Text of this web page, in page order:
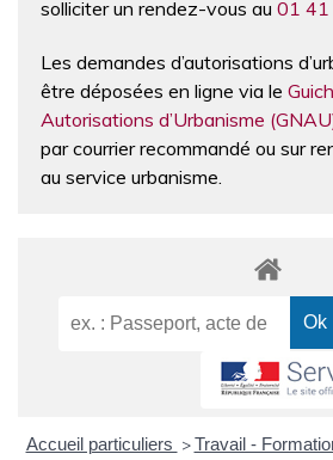
solliciter un rendez-vous au 01
Les demandes d’autorisations
être déposées en ligne via le
Autorisations d’Urbanisme
par courrier recommandé ou sur
au service urbanisme.
Accueil particuliers > Travail -